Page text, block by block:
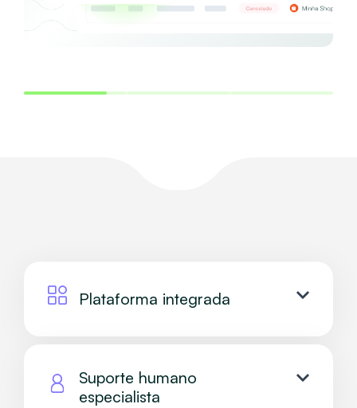
Plataforma integrada
Suporte humano
especialista